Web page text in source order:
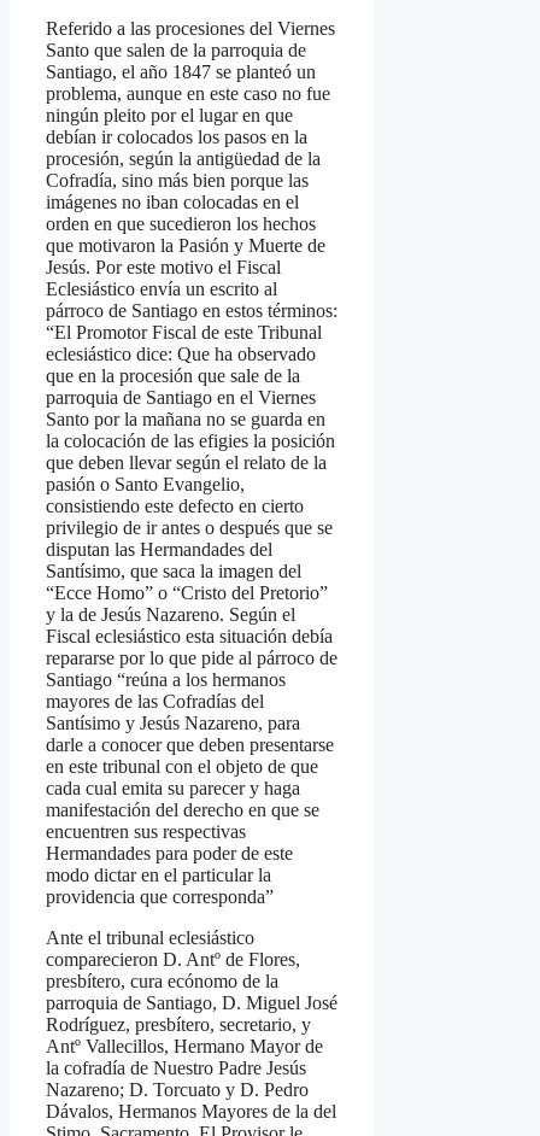
Referido a las procesiones del Viernes
Santo que salen de la parroquia de
Santiago, el año 1847 se planteó un
problema, aunque en este caso no fue
ningún pleito por el lugar en que
debían ir colocados los pasos en la
procesión, según la antigüedad de la
Cofradía, sino más bien porque las
imágenes no iban colocadas en el
orden en que sucedieron los hechos
que motivaron la Pasión y Muerte de
Jesús. Por este motivo el Fiscal
Eclesiástico envía un escrito al
párroco de Santiago en estos términos:
“El Promotor Fiscal de este Tribunal
eclesiástico dice: Que ha observado
que en la procesión que sale de la
parroquia de Santiago en el Viernes
Santo por la mañana no se guarda en
la colocación de las efigies la posición
que deben llevar según el relato de la
pasión o Santo Evangelio,
consistiendo este defecto en cierto
privilegio de ir antes o después que se
disputan las Hermandades del
Santísimo, que saca la imagen del
“Ecce Homo” o “Cristo del Pretorio”
y la de Jesús Nazareno. Según el
Fiscal eclesiástico esta situación debía
repararse por lo que pide al párroco de
Santiago “reúna a los hermanos
mayores de las Cofradías del
Santísimo y Jesús Nazareno, para
darle a conocer que deben presentarse
en este tribunal con el objeto de que
cada cual emita su parecer y haga
manifestación del derecho en que se
encuentren sus respectivas
Hermandades para poder de este
modo dictar en el particular la
providencia que corresponda”
Ante el tribunal eclesiástico
comparecieron D. Antº de Flores,
presbítero, cura ecónomo de la
parroquia de Santiago, D. Miguel José
Rodríguez, presbítero, secretario, y
Antº Vallecillos, Hermano Mayor de
la cofradía de Nuestro Padre Jesús
Nazareno; D. Torcuato y D. Pedro
Dávalos, Hermanos Mayores de la del